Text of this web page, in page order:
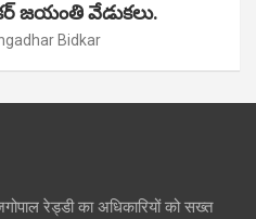
జయంతి వేడుకలు.
Bidkar
रेड्डी का अधिकारियों को सख्त